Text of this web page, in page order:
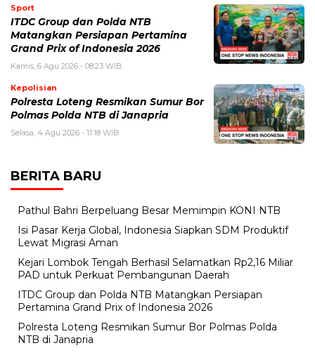
Sport
ITDC Group dan Polda NTB
Matangkan Persiapan Pertamina
Grand Prix of Indonesia 2026
Kamis, 6 Agu 2026 - 08:23 WIB
Kepolisian
Polresta Loteng Resmikan Sumur Bor
Polmas Polda NTB di Janapria
Selasa, 4 Agu 2026 - 11:18 WIB
BERITA BARU
Pathul Bahri Berpeluang Besar Memimpin KONI NTB
​Isi Pasar Kerja Global, Indonesia Siapkan SDM Produktif
Lewat Migrasi Aman
Kejari Lombok Tengah Berhasil Selamatkan Rp2,16 Miliar
PAD untuk Perkuat Pembangunan Daerah
ITDC Group dan Polda NTB Matangkan Persiapan
Pertamina Grand Prix of Indonesia 2026
Polresta Loteng Resmikan Sumur Bor Polmas Polda
NTB di Janapria